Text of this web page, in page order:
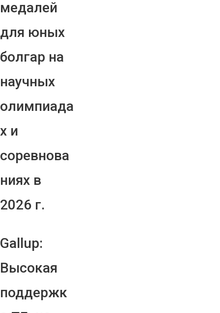
медалей
для юных
болгар на
научных
олимпиада
х и
соревнова
ниях в
2026 г.
Gallup:
Высокая
поддержк